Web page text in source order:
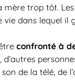
mère trop tôt. Les
vie dans lequel
confronté à
de la télé, de